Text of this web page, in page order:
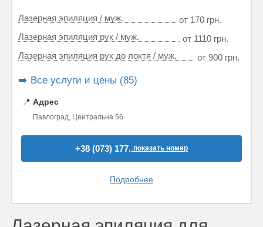
Лазерная эпиляция / муж.
от 170 грн.
Лазерная эпиляция рук / муж.
от 1110 грн.
Лазерная эпиляция рук до локтя / муж.
от 900 грн.
➡️ Все услуги и цены (85)
📍 Адрес
Павлоград, Центральна 56
+38 (073) 177..показать номер
Подробнее